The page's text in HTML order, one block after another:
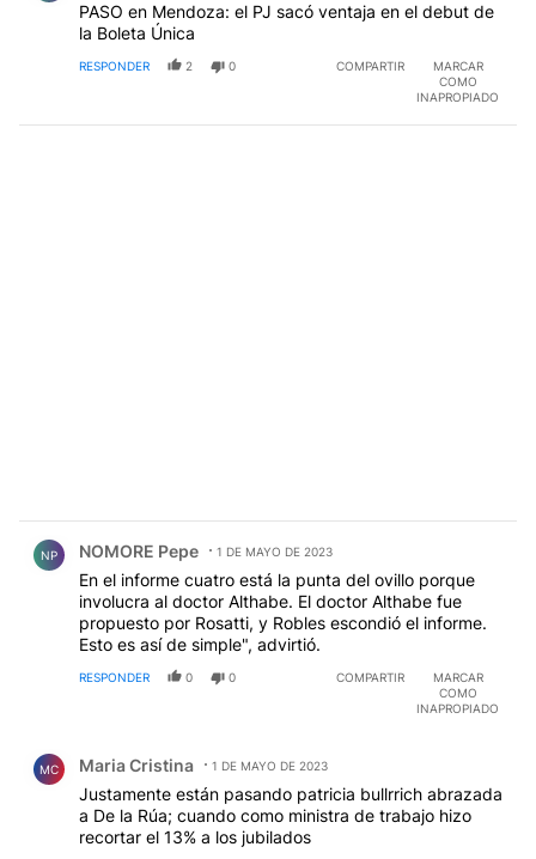
PASO en Mendoza: el PJ sacó ventaja en el debut de
la Boleta Única
RESPONDER 2 0 COMPARTIR
MARCAR
COMO
INAPROPIADO
NP NOMORE Pepe 1 DE MAYO DE 2023
En el informe cuatro está la punta del ovillo porque
involucra al doctor Althabe. El doctor Althabe fue
propuesto por Rosatti, y Robles escondió el informe.
Esto es así de simple", advirtió.
RESPONDER 0 0 COMPARTIR
MARCAR
COMO
INAPROPIADO
MC Maria Cristina 1 DE MAYO DE 2023
Justamente están pasando patricia bullrrich abrazada
a De la Rúa; cuando como ministra de trabajo hizo
recortar el 13% a los jubilados